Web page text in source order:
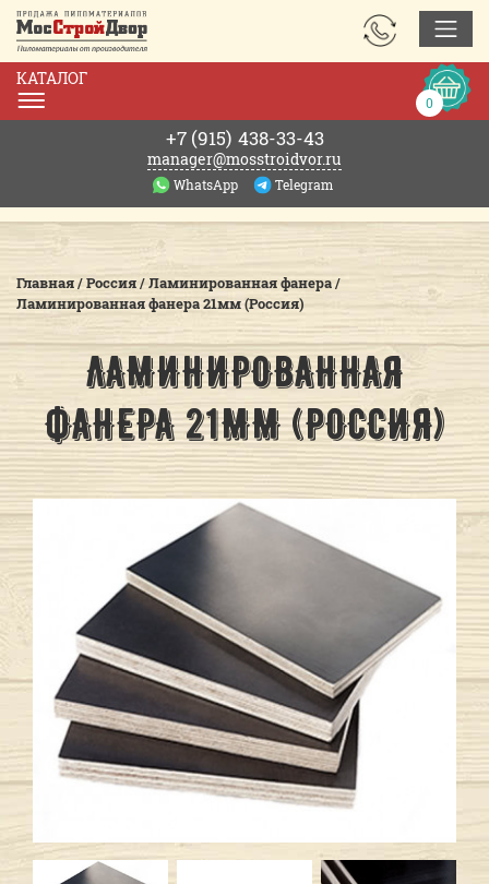
КАТАЛОГ
+7 (915) 438-33-43
manager@mosstroidvor.ru
WhatsApp Telegram
ЗАКАЗАТЬ
ЗВОНОК
0
0р.
Главная/Россия/Ламинированная фанера/
Ламинированная фанера 21мм (Россия)
ЛАМИНИРОВАННАЯ
ФАНЕРА 21ММ (РОССИЯ)